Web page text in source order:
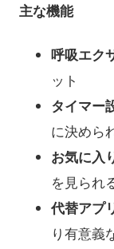
主な機能
呼吸エク
ット
タイマー
に決めら
お気に入
を見られ
代替アプ
り有意義